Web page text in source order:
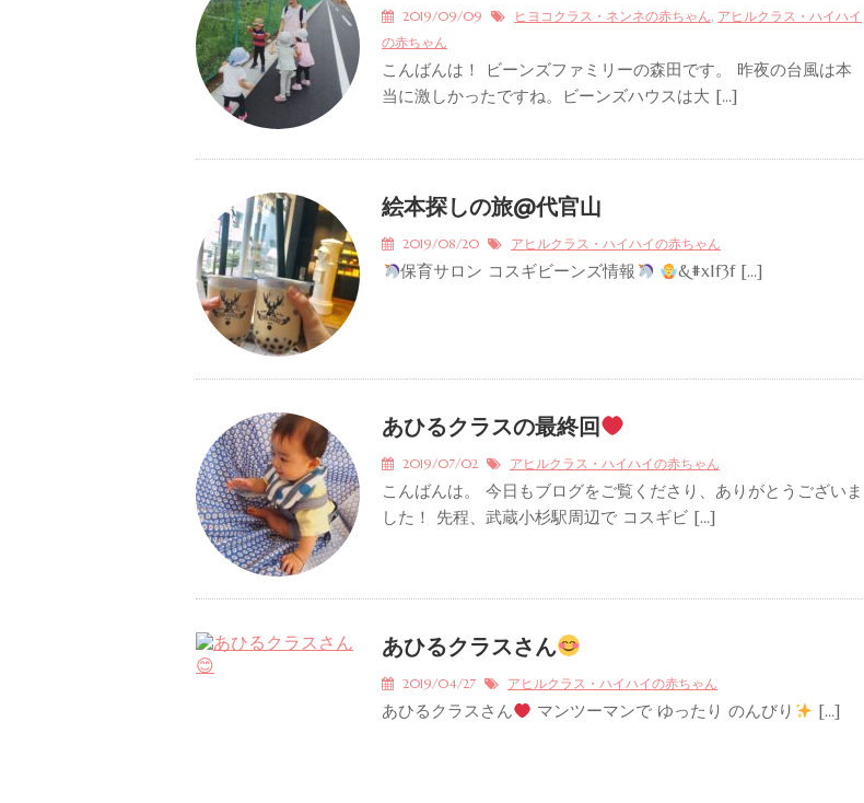
2019/09/09 ヒヨコクラス・ネンネの赤ちゃん, アヒルクラス・ハイハイ
の赤ちゃん
こんばんは！ ビーンズファミリーの森田です。 昨夜の台風は本
当に激しかったですね。ビーンズハウスは大 […]
絵本探しの旅@代官山
2019/08/20 アヒルクラス・ハイハイの赤ちゃん
保育サロン コスギビーンズ情報 &#x1f3f […]
あひるクラスの最終回
2019/07/02 アヒルクラス・ハイハイの赤ちゃん
こんばんは。 今日もブログをご覧くださり、ありがとうございま
した！ 先程、武蔵小杉駅周辺で コスギビ […]
あひるクラスさん
2019/04/27 アヒルクラス・ハイハイの赤ちゃん
あひるクラスさん マンツーマンで ゆったり のんびり […]